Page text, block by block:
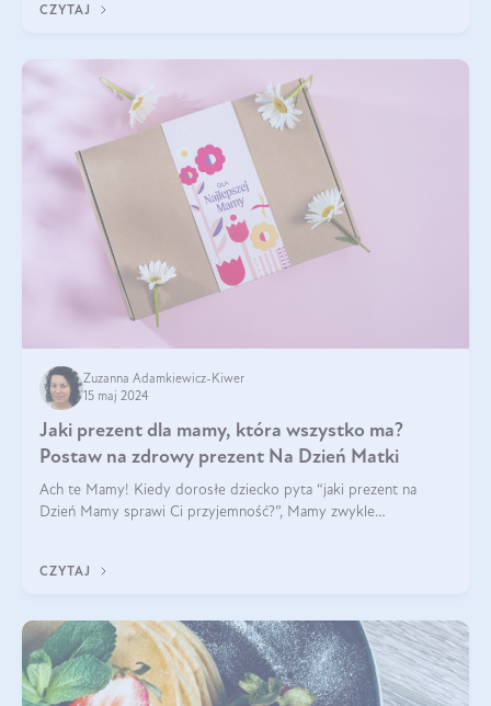
CZYTAJ
Zuzanna Adamkiewicz-Kiwer
15 maj 2024
Jaki prezent dla mamy, która wszystko ma?
Postaw na zdrowy prezent Na Dzień Matki
Ach te Mamy! Kiedy dorosłe dziecko pyta “jaki prezent na
Dzień Mamy sprawi Ci przyjemność?”, Mamy zwykle
CZYTAJ